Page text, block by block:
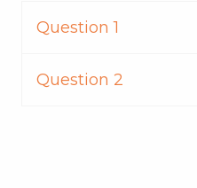
Question 1
Question 2